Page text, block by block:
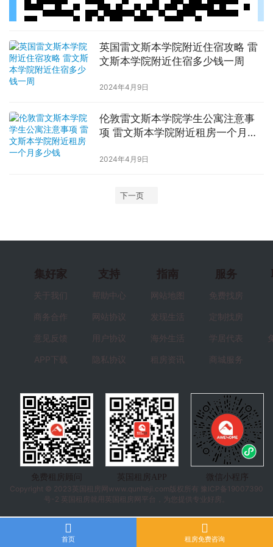
英国雷文斯本学院附近住宿攻略 雷
文斯本学院附近住宿多少钱一周
2024年4月9日
伦敦雷文斯本学院学生公寓注意事
项 雷文斯本学院附近租房一个月多
2024年4月9日
下一页
集好家
关于我们
商务合作
意见反馈
APP下载
支持
帮助中心
网站协议
用户协议
隐私协议
指南
网站地图
发现生活
海外生活
租房资讯
服务
免费找房
定制找房
学居代表
商城服务
免费租房顾问 英国租房APP
微信小程序
Copyright © 2023 英国租房 网www.qunheji.com版权所有
豫ICP备19007390
号-2 英国租房就用英国租房网平台，为您提供专业好房。
首页 租房免费咨询